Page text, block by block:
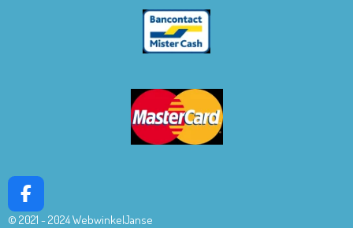
F
a
© 2021 - 2024 WebwinkelJanse